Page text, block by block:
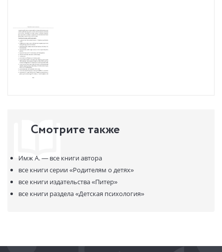
Смотрите также
Имж А. — все книги автора
все книги серии«Родителям о детях»
все книги издательства«Питер»
все книги раздела«Детская психология»